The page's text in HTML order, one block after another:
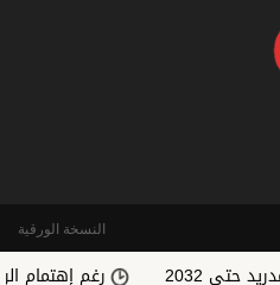
النسخة الورقية
رغم إهتمام الريال..